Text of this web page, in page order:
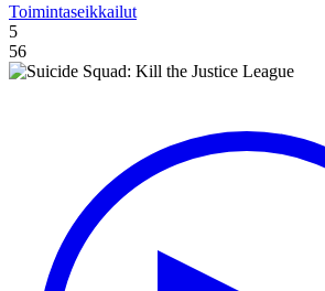
Toimintaseikkailut
5
56